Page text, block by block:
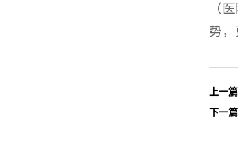
（
势，
上一篇
下一篇